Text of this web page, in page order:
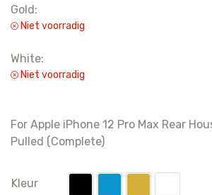
Gold:
Niet voorradig
White:
Niet voorradig
For Apple iPhone 12 Pro Max Rear
Pulled (Complete)
Kleur